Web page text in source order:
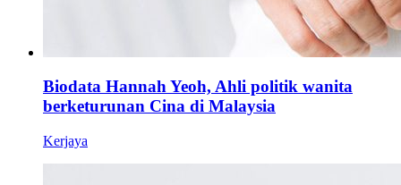
Biodata Hannah Yeoh, Ahli politik wanita
berketurunan Cina di Malaysia
Kerjaya